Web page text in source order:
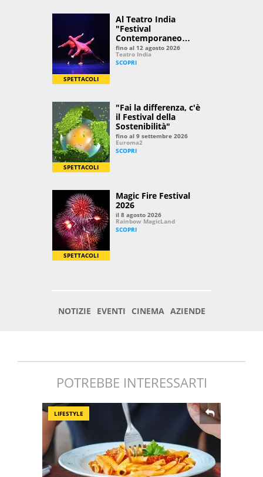
POTREBBE INTERESSARTI
LIFESTYLE